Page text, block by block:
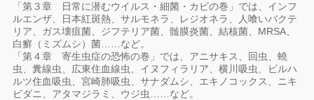
「第３章 日常に潜むウイルス・細菌・カビの巻」では、インフ
ルエンザ、日本紅斑熱、サルモネラ、レジオネラ、人喰いバクテ
リア、ガス壊疽菌、ジフテリア菌、髄膜炎菌、結核菌、MRSA、
白癬（ミズムシ）菌……など。
「第４章 寄生虫症の恐怖の巻」では、アニサキス、回虫、蟯
虫、糞線虫、広東住血線虫、イヌフィラリア、横川吸虫、ビルハ
ルツ住血吸虫、宮崎肺吸虫、サナダムシ、エキノコックス、ニキ
ビダニ、アタマジラミ、ウジ虫……など。